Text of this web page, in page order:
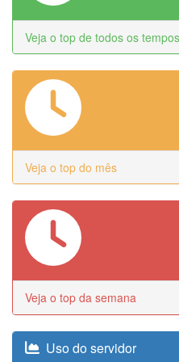
Veja o top de todos os tempos
Veja o top do mês
Veja o top da semana
Uso do servidor